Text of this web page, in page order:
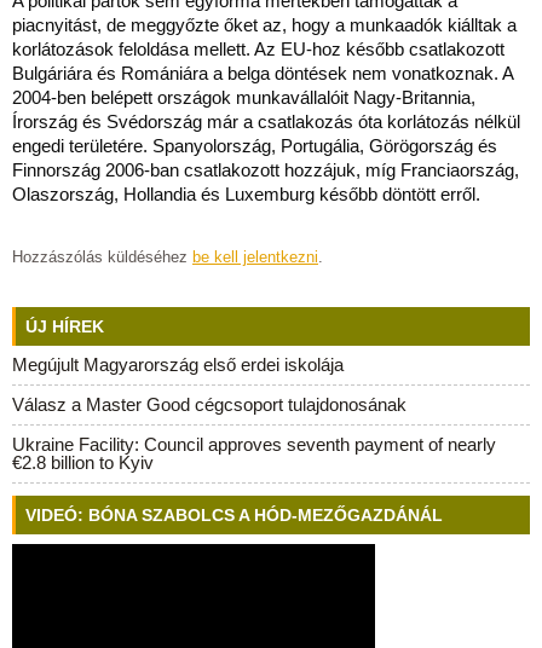
piacnyitást, de meggyőzte őket az, hogy a munkaadók kiálltak a
korlátozások feloldása mellett. Az EU-hoz később csatlakozott
Bulgáriára és Romániára a belga döntések nem vonatkoznak. A
2004-ben belépett országok munkavállalóit Nagy-Britannia,
Írország és Svédország már a csatlakozás óta korlátozás nélkül
engedi területére. Spanyolország, Portugália, Görögország és
Finnország 2006-ban csatlakozott hozzájuk, míg Franciaország,
Olaszország, Hollandia és Luxemburg később döntött erről.
Hozzászólás küldéséhez be kell jelentkezni.
ÚJ HÍREK
Megújult Magyarország első erdei iskolája
Válasz a Master Good cégcsoport tulajdonosának
Ukraine Facility: Council approves seventh payment of nearly
€2.8 billion to Kyiv
VIDEÓ: BÓNA SZABOLCS A HÓD-MEZŐGAZDÁNÁL